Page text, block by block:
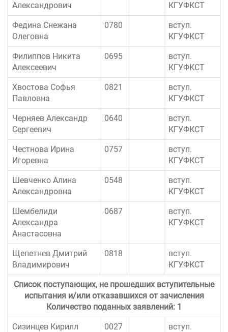
Александрович
КГУФКСТ
Федина Снежана
Олеговна
0780
вступ.
КГУФКСТ
Филиппов Никита
Алексеевич
0695
вступ.
КГУФКСТ
Хвостова Софья
Павловна
0821
вступ.
КГУФКСТ
Черняев Александр
Сергеевич
0640
вступ.
КГУФКСТ
Честнова Ирина
Игоревна
0757
вступ.
КГУФКСТ
Шевченко Алина
Александровна
0548
вступ.
КГУФКСТ
Шембелиди
Александра
Анастасовна
0687
вступ.
КГУФКСТ
Щепетнев Дмитрий
Владимирович
0818
вступ.
КГУФКСТ
Список поступающих, не прошедших вступительные
испытания и/или отказавшихся от зачисления
Количество поданных заявлений: 1
Сизинцев Кирилл
0027
вступ.